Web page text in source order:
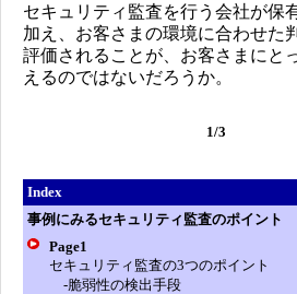
セキュリティ監査を行う会社が保
加え、お客さまの環境に合わせた
評価されることが、お客さまにと
えるのではないだろうか。
1/3
Index
事例にみるセキュリティ監査のポイント
Page1
セキュリティ監査の3つのポイント
-脆弱性の検出手段